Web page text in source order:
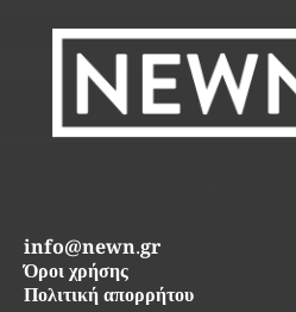
info@newn.gr
Όροι χρήσης
Πολιτική απορρήτου